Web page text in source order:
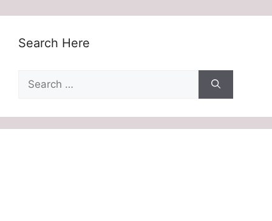
Search Here
for: